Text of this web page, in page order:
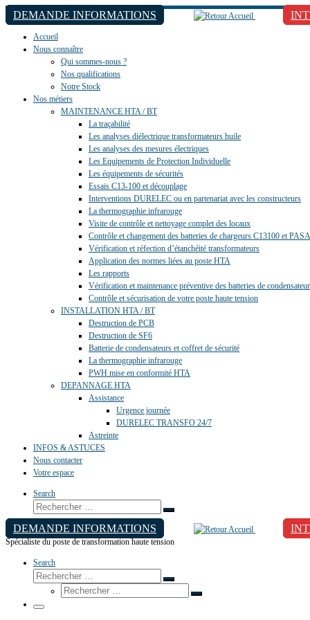
DEMANDE INFORMATIONS
Accueil
Nous connaître
Qui sommes-nous ?
Nos qualifications
Notre Stock
Nos métiers
MAINTENANCE HTA / BT
La traçabilité
Les analyses diélectrique transformateurs huile
Les analyses des mesures électriques
Les Equipements de Protection Individuelle
Les équipements de sécurités
Essais C13-100 et découplage
Interventions DURELEC ou en partenariat avec les constructeurs
La thermographie infrarouge
Visite de contrôle et nettoyage complet des locaux
Contrôle et changement des batteries de chargeurs C13100 et PASA
Vérification et réfection d’étanchéité transformateurs
Application des normes liées au poste HTA
Les rapports
Vérification et maintenance préventive des batteries de
Contrôle et sécurisation de votre poste haute tension
INSTALLATION HTA / BT
Destruction de PCB
Destruction de SF6
Batterie de condensateurs et coffret de sécurité
La thermographie infrarouge
PWH mise en conformité HTA
DEPANNAGE HTA
Assistance
Urgence journée
DURELEC TRANSFO 24/7
Astreinte
INFOS & ASTUCES
Nous contacter
Votre espace
Search
DEMANDE INFORMATIONS
Spécialiste du poste de transformation haute tension
Search